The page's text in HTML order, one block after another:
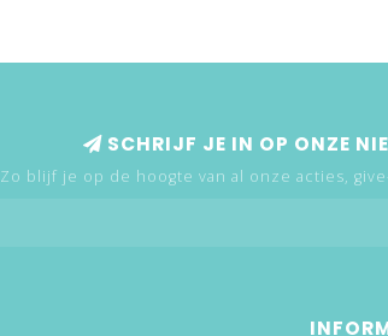
SCHRIJF JE IN OP ONZE
Zo blijf je op de hoogte van al onze acties,